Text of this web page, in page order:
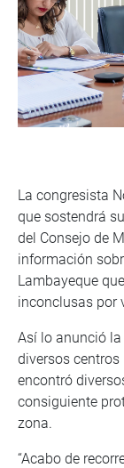
La congresista
que sostendrá
del Consejo de
información
Lambayeque
inconclusas por
Así lo anunció
diversos
encontró
consiguiente
zona.
“Acabo de